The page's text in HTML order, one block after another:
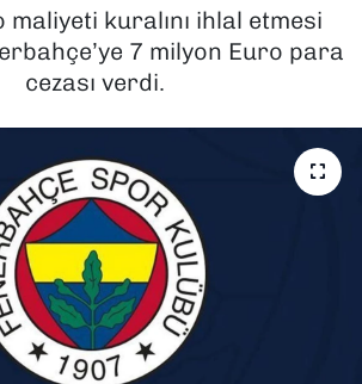
maliyeti kuralını ihlal etmesi
7 milyon Euro para
cezası verdi.
Haberleri